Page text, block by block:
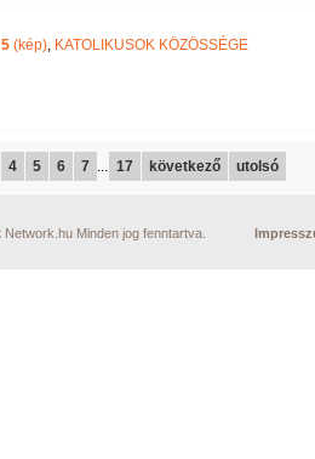
(kép), KATOLIKUSOK KÖZÖSSÉGE
4 5 6 7 ... 17 következő utolsó
Minden jog fenntartva.